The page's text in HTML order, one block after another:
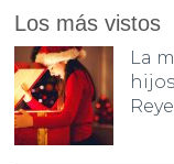
Los más vistos
La